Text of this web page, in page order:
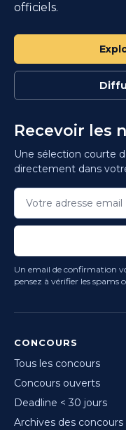
officiels.
Recevoir les
Une sélection courte
directement dans
Un email de confirmation
pensez à vérifier les spams
CONCOURS
Tous les concours
Concours ouverts
Deadline < 30 jours
Archives des concours